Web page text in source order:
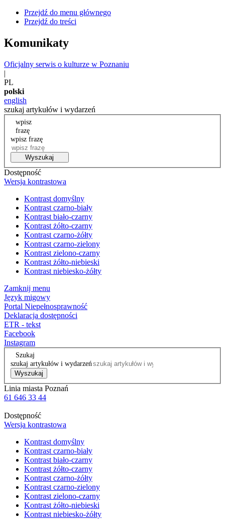
Przejdź do menu głównego
Przejdź do treści
Komunikaty
Oficjalny serwis o kulturze w Poznaniu
|
PL
polski
english
szukaj artykułów i wydarzeń
wpisz
frazę
wpisz frazę
Wyszukaj
Dostępność
Wersja kontrastowa
Kontrast domyślny
Kontrast czarno-biały
Kontrast biało-czarny
Kontrast żółto-czarny
Kontrast czarno-żółty
Kontrast czarno-zielony
Kontrast zielono-czarny
Kontrast żółto-niebieski
Kontrast niebiesko-żółty
Zamknij menu
Język migowy
Portal Niepełnosprawność
Deklaracja dostępności
ETR - tekst
Facebook
Instagram
Szukaj
szukaj artykułów i wydarzeń
Wyszukaj
Linia miasta Poznań
61 646 33 44
Dostępność
Wersja kontrastowa
Kontrast domyślny
Kontrast czarno-biały
Kontrast biało-czarny
Kontrast żółto-czarny
Kontrast czarno-żółty
Kontrast czarno-zielony
Kontrast zielono-czarny
Kontrast żółto-niebieski
Kontrast niebiesko-żółty